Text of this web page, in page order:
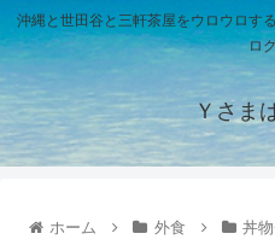
沖縄と世田谷と三軒茶屋をウロウロす
ロ
Ｙさま
ホーム 外食 丼